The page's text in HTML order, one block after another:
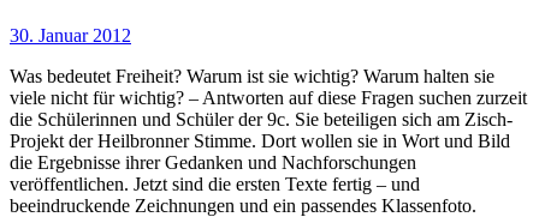
30. Januar 2012
Was bedeutet Freiheit? Warum ist sie wichtig? Warum halten sie
viele nicht für wichtig? – Antworten auf diese Fragen suchen zurzeit
die Schülerinnen und Schüler der 9c. Sie beteiligen sich am Zisch-
Projekt der Heilbronner Stimme. Dort wollen sie in Wort und Bild
die Ergebnisse ihrer Gedanken und Nachforschungen
veröffentlichen. Jetzt sind die ersten Texte fertig – und
beeindruckende Zeichnungen und ein passendes Klassenfoto.